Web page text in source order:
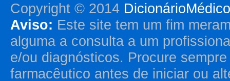
Copyright © 2014
Aviso: Este site tem um fim
alguma a consulta a um
e/ou diagnósticos. Procure
farmacêutico antes de iniciar ou